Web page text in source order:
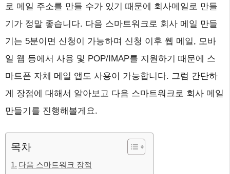
로 메일 주소를 만들 수가 있기 때문에 회사메일로 만들
기가 정말 좋습니다. 다음 스마트워크로 회사 메일 만들
기는 5분이면 신청이 가능하며 신청 이후 웹 메일, 모바
일 웹 등에서 사용 및 POP/IMAP를 지원하기 때문에 스
마트폰 자체 메일 앱도 사용이 가능합니다. 그럼 간단하
게 장점에 대해서 알아보고 다음 스마트워크로 회사 메일
만들기를 진행해볼게요.
목차
다음 스마트워크 장점